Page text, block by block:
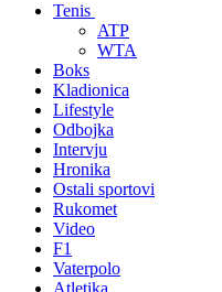
Tenis
ATP
WTA
Boks
Kladionica
Lifestyle
Odbojka
Intervju
Hronika
Ostali sportovi
Rukomet
Video
F1
Vaterpolo
Atletika